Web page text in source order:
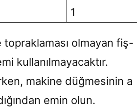
1
topraklaması olmayan fiş-
kullanılmayacaktır.
makine düğmesinin a
emin olun.